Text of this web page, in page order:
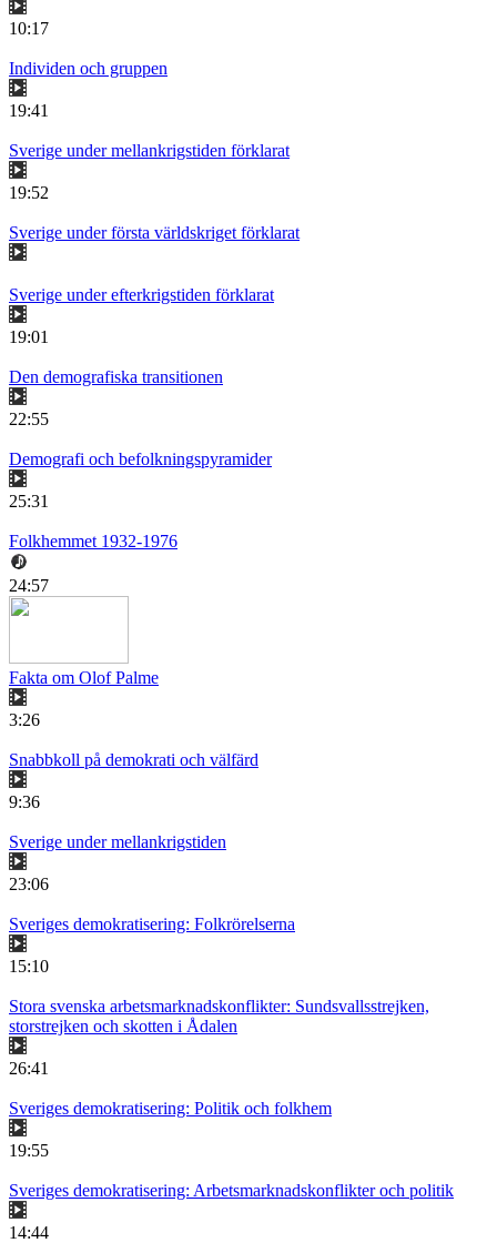
10:17
Individen och gruppen
19:41
Sverige under mellankrigstiden förklarat
19:52
Sverige under första världskriget förklarat
Sverige under efterkrigstiden förklarat
19:01
Den demografiska transitionen
22:55
Demografi och befolkningspyramider
25:31
Folkhemmet 1932-1976
24:57
Fakta om Olof Palme
3:26
Snabbkoll på demokrati och välfärd
9:36
Sverige under mellankrigstiden
23:06
Sveriges demokratisering: Folkrörelserna
15:10
Stora svenska arbetsmarknadskonflikter: Sundsvallsstrejken,
storstrejken och skotten i Ådalen
26:41
Sveriges demokratisering: Politik och folkhem
19:55
Sveriges demokratisering: Arbetsmarknadskonflikter och politik
14:44